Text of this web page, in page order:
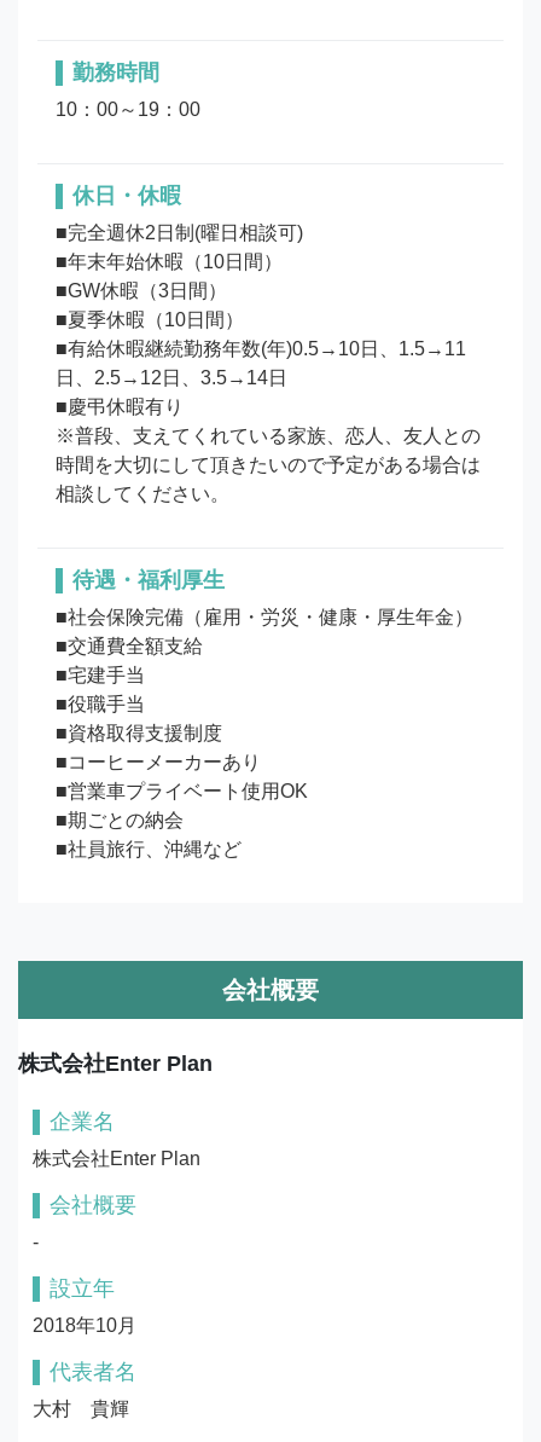
勤務時間
10：00～19：00
休日・休暇
■完全週休2日制(曜日相談可)
■年末年始休暇（10日間）
■GW休暇（3日間）
■夏季休暇（10日間）
■有給休暇継続勤務年数(年)0.5→10日、1.5→11
日、2.5→12日、3.5→14日
■慶弔休暇有り
※普段、支えてくれている家族、恋人、友人との
時間を大切にして頂きたいので予定がある場合は
待遇・福利厚生
■社会保険完備（雇用・労災・健康・厚生年金）
■交通費全額支給
■宅建手当
■役職手当
■資格取得支援制度
■コーヒーメーカーあり
■営業車プライベート使用OK
■期ごとの納会
■社員旅行、沖縄など
会社概要
株式会社Enter Plan
企業名
株式会社Enter Plan
会社概要
-
設立年
2018年10月
代表者名
大村　貴輝